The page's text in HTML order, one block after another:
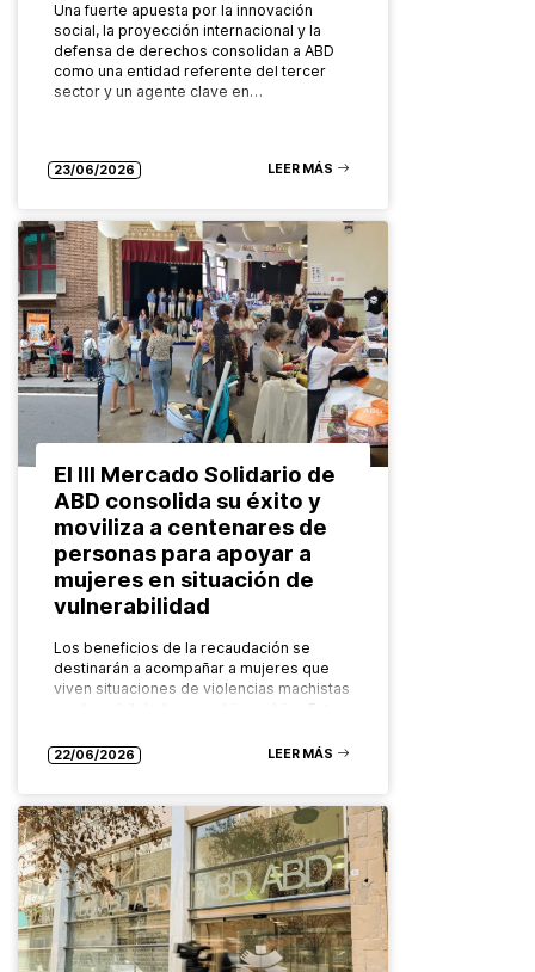
Una fuerte apuesta por la innovación
social, la proyección internacional y la
defensa de derechos consolidan a ABD
como una entidad referente del tercer
sector y un agente clave en…
23/06/2026 LEER MÁS
El III Mercado Solidario de
ABD consolida su éxito y
moviliza a centenares de
personas para apoyar a
mujeres en situación de
vulnerabilidad
Los beneficios de la recaudación se
destinarán a acompañar a mujeres que
viven situaciones de violencias machistas
22/06/2026 LEER MÁS